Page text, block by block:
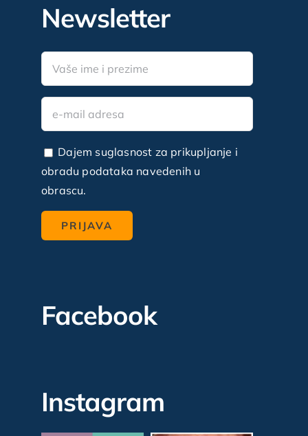
Newsletter
Dajem suglasnost za prikupljanje i
obradu podataka navedenih u
obrascu.
Facebook
Instagram